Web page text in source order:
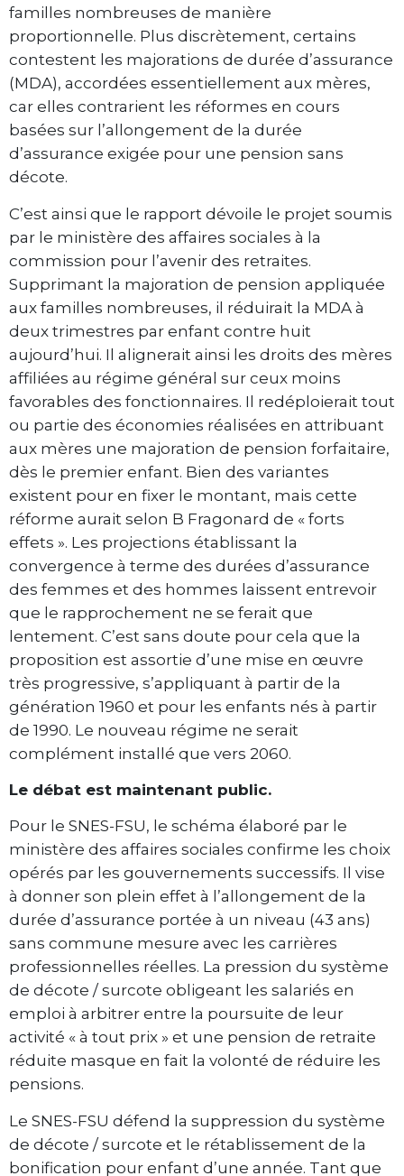
familles nombreuses de manière
proportionnelle. Plus discrètement, certains
contestent les majorations de durée d’assurance
(MDA), accordées essentiellement aux mères,
car elles contrarient les réformes en cours
basées sur l’allongement de la durée
d’assurance exigée pour une pension sans
décote.
C’est ainsi que le rapport dévoile le projet soumis
par le ministère des affaires sociales à la
commission pour l’avenir des retraites.
Supprimant la majoration de pension appliquée
aux familles nombreuses, il réduirait la MDA à
deux trimestres par enfant contre huit
aujourd’hui. Il alignerait ainsi les droits des mères
affiliées au régime général sur ceux moins
favorables des fonctionnaires. Il redéploierait tout
ou partie des économies réalisées en attribuant
aux mères une majoration de pension forfaitaire,
dès le premier enfant. Bien des variantes
existent pour en fixer le montant, mais cette
réforme aurait selon B Fragonard de « forts
effets ». Les projections établissant la
convergence à terme des durées d’assurance
des femmes et des hommes laissent entrevoir
que le rapprochement ne se ferait que
lentement. C’est sans doute pour cela que la
proposition est assortie d’une mise en œuvre
très progressive, s’appliquant à partir de la
génération 1960 et pour les enfants nés à partir
de 1990. Le nouveau régime ne serait
complément installé que vers 2060.
Le débat est maintenant public.
Pour le SNES-FSU, le schéma élaboré par le
ministère des affaires sociales confirme les choix
opérés par les gouvernements successifs. Il vise
à donner son plein effet à l’allongement de la
durée d’assurance portée à un niveau (43 ans)
sans commune mesure avec les carrières
professionnelles réelles. La pression du système
de décote / surcote obligeant les salariés en
emploi à arbitrer entre la poursuite de leur
activité « à tout prix » et une pension de retraite
réduite masque en fait la volonté de réduire les
pensions.
Le SNES-FSU défend la suppression du système
de décote / surcote et le rétablissement de la
bonification pour enfant d’une année. Tant que